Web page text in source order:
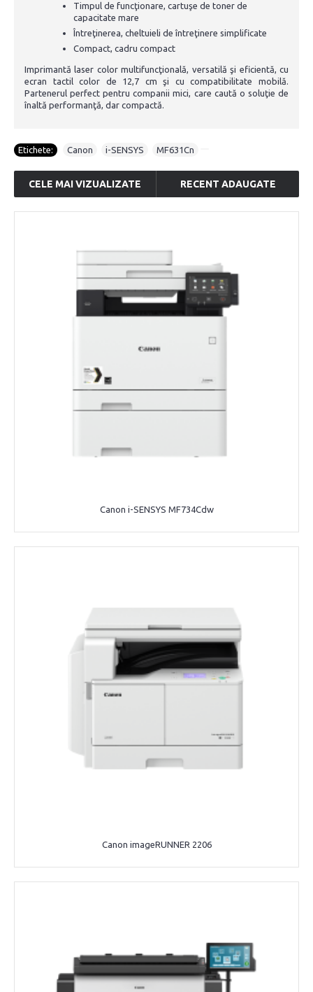
Timpul de funcţionare, cartuşe de toner de
capacitate mare
Întreţinerea, cheltuieli de întreţinere simplificate
Compact, cadru compact
Imprimantă laser color multifuncţională, versatilă şi eficientă, cu
ecran tactil color de 12,7 cm şi cu compatibilitate mobilă.
Partenerul perfect pentru companii mici, care caută o soluţie de
înaltă performanţă, dar compactă.
Etichete: Canon i-SENSYS MF631Cn
CELE MAI VIZUALIZATE RECENT ADAUGATE
Canon i-SENSYS MF734Cdw
Canon imageRUNNER 2206